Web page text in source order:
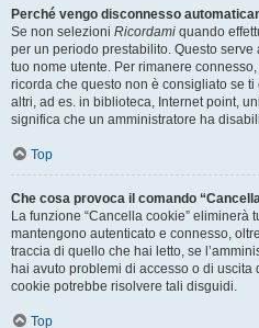
Perché vengo disconnesso
Se non selezioni Ricordami quando
per un periodo prestabilito. Questo
tuo nome utente. Per rimanere
ricorda che questo non è consigliato se
altri, ad es. in biblioteca, Internet point,
significa che un amministratore ha
Top
Che cosa provoca il comando
La funzione “Cancella cookie” eliminerà
mantengono autenticato e connesso,
traccia di quello che hai letto, se
hai avuto problemi di accesso o di
cookie potrebbe risolvere tali disguidi.
Top